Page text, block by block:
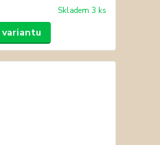
Skladem 3 ks